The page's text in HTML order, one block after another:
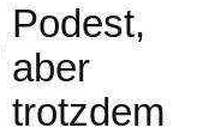
Podest,
aber
trotzdem